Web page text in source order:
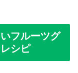
フルーツグ
シピ